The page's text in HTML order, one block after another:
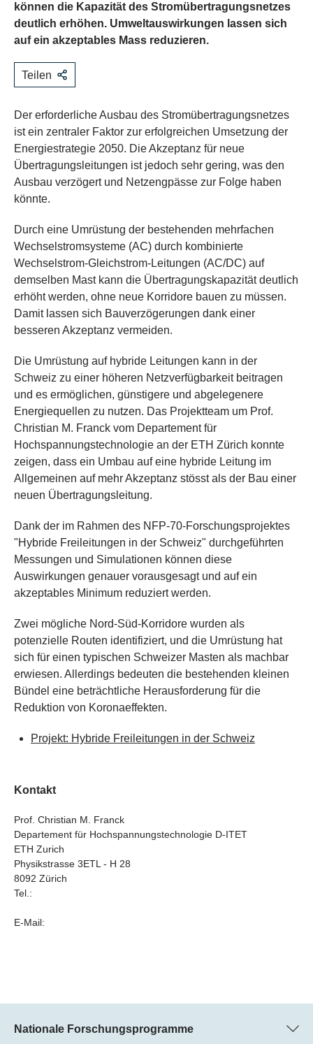
können die Kapazität des Stromübertragungsnetzes
deutlich erhöhen. Umweltauswirkungen lassen sich
auf ein akzeptables Mass reduzieren.
Teilen
Der erforderliche Ausbau des Stromübertragungsnetzes
ist ein zentraler Faktor zur erfolgreichen Umsetzung der
Energiestrategie 2050. Die Akzeptanz für neue
Übertragungsleitungen ist jedoch sehr gering, was den
Ausbau verzögert und Netzengpässe zur Folge haben
könnte.
Durch eine Umrüstung der bestehenden mehrfachen
Wechselstromsysteme (AC) durch kombinierte
Wechselstrom-Gleichstrom-Leitungen (AC/DC) auf
demselben Mast kann die Übertragungskapazität deutlich
erhöht werden, ohne neue Korridore bauen zu müssen.
Damit lassen sich Bauverzögerungen dank einer
besseren Akzeptanz vermeiden.
Die Umrüstung auf hybride Leitungen kann in der
Schweiz zu einer höheren Netzverfügbarkeit beitragen
und es ermöglichen, günstigere und abgelegenere
Energiequellen zu nutzen. Das Projektteam um Prof.
Christian M. Franck vom Departement für
Hochspannungstechnologie an der ETH Zürich konnte
zeigen, dass ein Umbau auf eine hybride Leitung im
Allgemeinen auf mehr Akzeptanz stösst als der Bau einer
neuen Übertragungsleitung.
Dank der im Rahmen des NFP-70-Forschungsprojektes
"Hybride Freileitungen in der Schweiz" durchgeführten
Messungen und Simulationen können diese
Auswirkungen genauer vorausgesagt und auf ein
akzeptables Minimum reduziert werden.
Zwei mögliche Nord-Süd-Korridore wurden als
potenzielle Routen identifiziert, und die Umrüstung hat
sich für einen typischen Schweizer Masten als machbar
erwiesen. Allerdings bedeuten die bestehenden kleinen
Bündel eine beträchtliche Herausforderung für die
Reduktion von Koronaeffekten.
Projekt: Hybride Freileitungen in der Schweiz
Kontakt
Prof. Christian M. Franck
Departement für Hochspannungstechnologie D-ITET
ETH Zurich
Physikstrasse 3ETL - H 28
8092 Zürich
Tel.:
E-Mail:
Nationale Forschungsprogramme